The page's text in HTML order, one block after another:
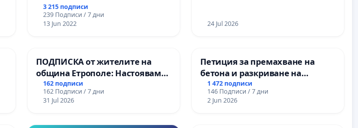
3 215 подписи
239 Подписи / 7 дни
13 Jun 2022
24 Jul 2026
ПОДПИСКА от жителите на
община Етрополе: Настояваме
за ясни гаранции от “Елаците-
МЕД” АД и от държавата, че ще
се изпълнят всички
162 подписи
162 Подписи / 7 дни
31 Jul 2026
Петиция за премахване на
бетона и разкриване на
античното сърце на
Могиланската могила във
Враца
1 472 подписи
146 Подписи / 7 дни
2 Jun 2026